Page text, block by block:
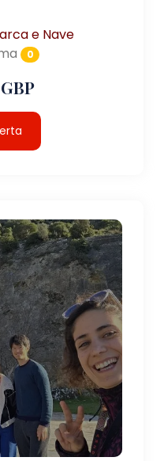
e Nave
0